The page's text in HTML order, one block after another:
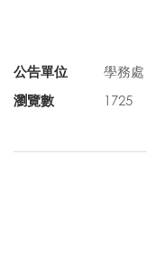
公告單位
學務處
瀏覽數
1725